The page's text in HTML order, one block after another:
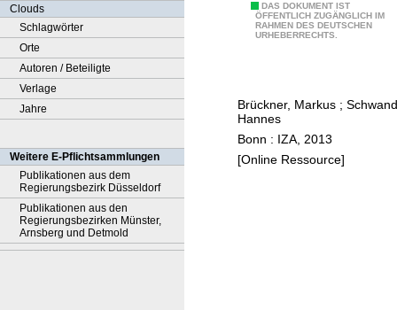
Clouds
Schlagwörter
Orte
Autoren / Beteiligte
Verlage
Jahre
Weitere E-Pflichtsammlungen
Publikationen aus dem
Regierungsbezirk Düsseldorf
Publikationen aus den
Regierungsbezirken Münster,
Arnsberg und Detmold
DAS DOKUMENT IST
ÖFFENTLICH ZUGÄNGLICH IM
RAHMEN DES DEUTSCHEN
URHEBERRECHTS.
e
a
n
Brückner, Markus ;
Hannes
Bonn : IZA, 2013
[Online Ressource]